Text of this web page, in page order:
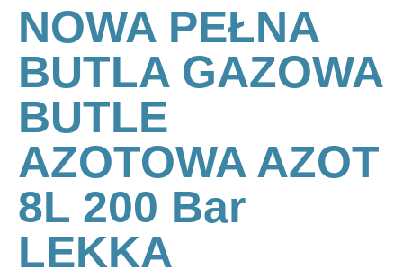
NOWA PEŁNA
BUTLA GAZOWA
BUTLE
AZOTOWA AZOT
8L 200 Bar
LEKKA